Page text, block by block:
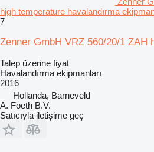
high temperature havalandırma
7
Zenner GmbH VRZ 560/20/1 ZAH
Talep üzerine fiyat
Havalandırma ekipmanları
2016
Hollanda, Barneveld
A. Foeth B.V.
Satıcıyla iletişime geç